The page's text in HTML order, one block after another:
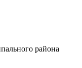
района